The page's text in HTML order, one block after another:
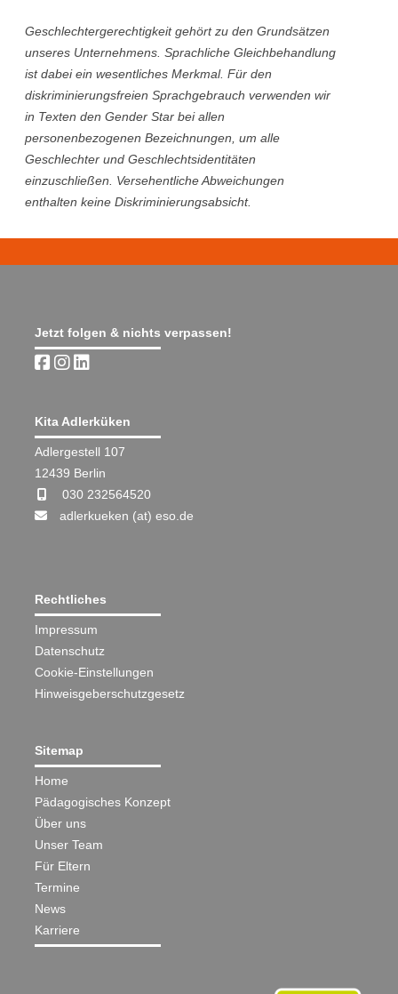
Geschlechtergerechtigkeit gehört zu den Grundsätzen
unseres Unternehmens. Sprachliche Gleichbehandlung
ist dabei ein wesentliches Merkmal. Für den
diskriminierungsfreien Sprachgebrauch verwenden wir
in Texten den Gender Star bei allen
personenbezogenen Bezeichnungen, um alle
Geschlechter und Geschlechtsidentitäten
einzuschließen. Versehentliche Abweichungen
enthalten keine Diskriminierungsabsicht.
Jetzt folgen & nichts verpassen!
Kita Adlerküken
Adlergestell 107
12439 Berlin
030 232564520
adlerkueken (at) eso.de
Rechtliches
Impressum
Datenschutz
Cookie-Einstellungen
Hinweisgeberschutzgesetz
Sitemap
Home
Pädagogisches Konzept
Über uns
Unser Team
Für Eltern
Termine
News
Karriere